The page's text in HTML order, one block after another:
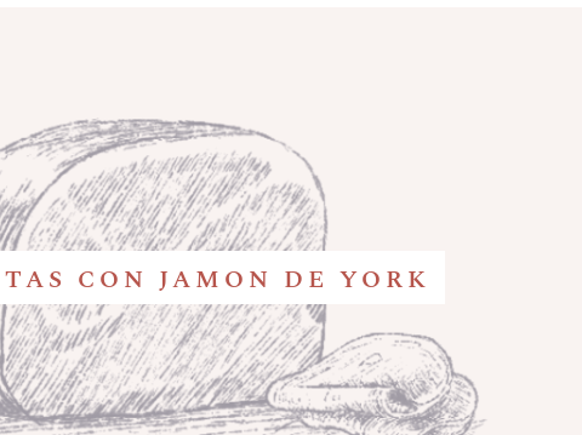
CON JAMON DE YORK